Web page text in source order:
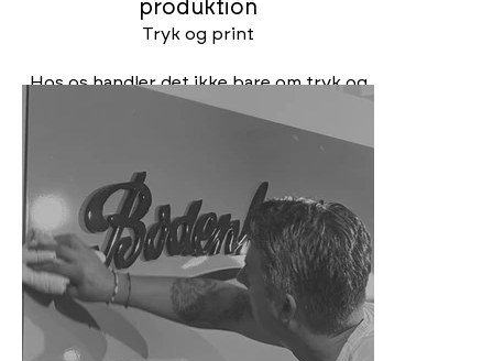
produktion
Tryk og print
Hos os handler det ikke bare om tryk og
print, men om at finde den helt rigtige
løsning til netop jeres opgave – og altid
processen med passion for detaljer og
forståelse for, hvad der skaber værdi for
jeres projekt. Og med produktion i Polen,
er der ofte op til 60 % besparelse på jeres
opgaver.
Uanset hvad I skal have trykt eller printet,
står vi klar med ekspertise fra start til